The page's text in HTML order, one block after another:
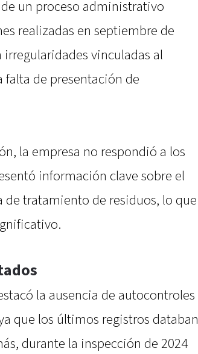
un proceso administrativo
realizadas en septiembre de
irregularidades vinculadas al
de presentación de
la empresa no respondió a los
información clave sobre el
tratamiento de residuos, lo que
la ausencia de autocontroles
que los últimos registros databan
durante la inspección de 2024